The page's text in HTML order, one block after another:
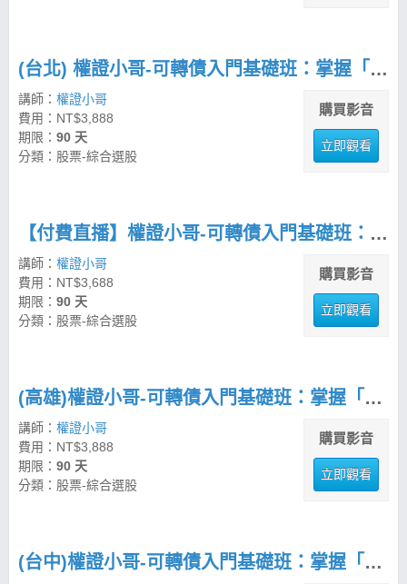
(台北) 權證小哥-可轉債入門基礎班：掌握「進可攻、退可守」的五部曲佈局法
講師： 權證小哥
費用：NT$3,888
期限： 90 天
分類：股票-綜合選股
購買影音
立即觀看
【付費直播】權證小哥-可轉債入門基礎班：掌握「進可攻、退可守」的五部曲佈局法
講師： 權證小哥
費用：NT$3,688
期限： 90 天
分類：股票-綜合選股
購買影音
立即觀看
(高雄)權證小哥-可轉債入門基礎班：掌握「進可攻、退可守」的五部曲佈局法
講師： 權證小哥
費用：NT$3,888
期限： 90 天
分類：股票-綜合選股
購買影音
立即觀看
(台中)權證小哥-可轉債入門基礎班：掌握「進可攻、退可守」的五部曲佈局法